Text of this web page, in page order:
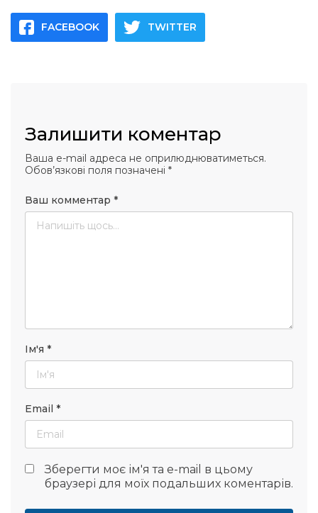
FACEBOOK TWITTER
Залишити коментар
Ваша e-mail адреса не оприлюднюватиметься.
Обов’язкові поля позначені *
Ваш комментар *
Ім'я *
Email *
Зберегти моє ім'я та e-mail в цьому
браузері для моїх подальших коментарів.